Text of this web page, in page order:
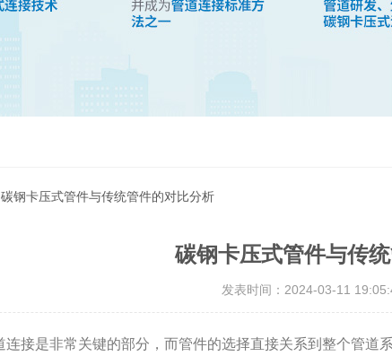
钢卡压式管件与传统管件的对比分析
碳钢卡压式管件与传
发表时间：2024-03-11
是非常关键的部分，而管件的选择直接关系到整个管道